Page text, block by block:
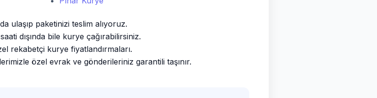
ulaşıp paketinizi teslim alıyoruz.
dışında bile kurye çağırabilirsiniz.
rekabetçi kurye fiyatlandırmaları.
özel evrak ve gönderileriniz garantili taşınır.